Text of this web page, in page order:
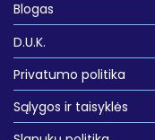
Blogas
D.U.K.
Privatumo politika
Sąlygos ir taisyklės